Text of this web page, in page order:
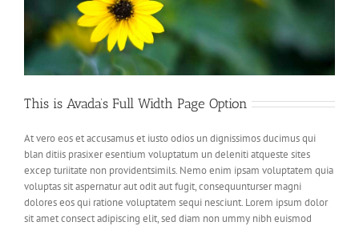
This is Avada’s Full Width Page Option
At vero eos et accusamus et iusto odios un dignissimos ducimus qui
blan ditiis prasixer esentium voluptatum un deleniti atqueste sites
excep turiitate non providentsimils. Nemo enim ipsam voluptatem quia
voluptas sit aspernatur aut odit aut fugit, consequunturser magni
dolores eos qui ratione voluptatem sequi nesciunt. Lorem ipsum dolor
sit amet consect adipiscing elit, sed diam non ummy nibh euismod